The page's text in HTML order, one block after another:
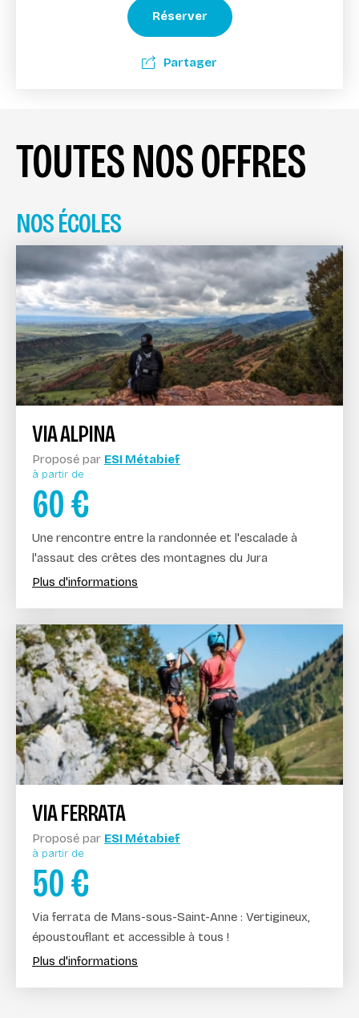
Réserver
Partager
TOUTES NOS OFFRES
NOS ÉCOLES
VIA ALPINA
Proposé par ESI Métabief
à partir de
60€
Une rencontre entre la randonnée et l'escalade à
l'assaut des crêtes des montagnes du Jura
Plus d'informations
VIA FERRATA
Proposé par ESI Métabief
à partir de
50€
Via ferrata de Mans-sous-Saint-Anne : Vertigineux,
époustouflant et accessible à tous !
Plus d'informations